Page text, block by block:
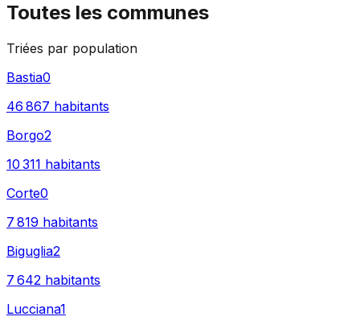
Toutes les communes
Triées par population
Bastia0
46 867 habitants
Borgo2
10 311 habitants
Corte0
7 819 habitants
Biguglia2
7 642 habitants
Lucciana1